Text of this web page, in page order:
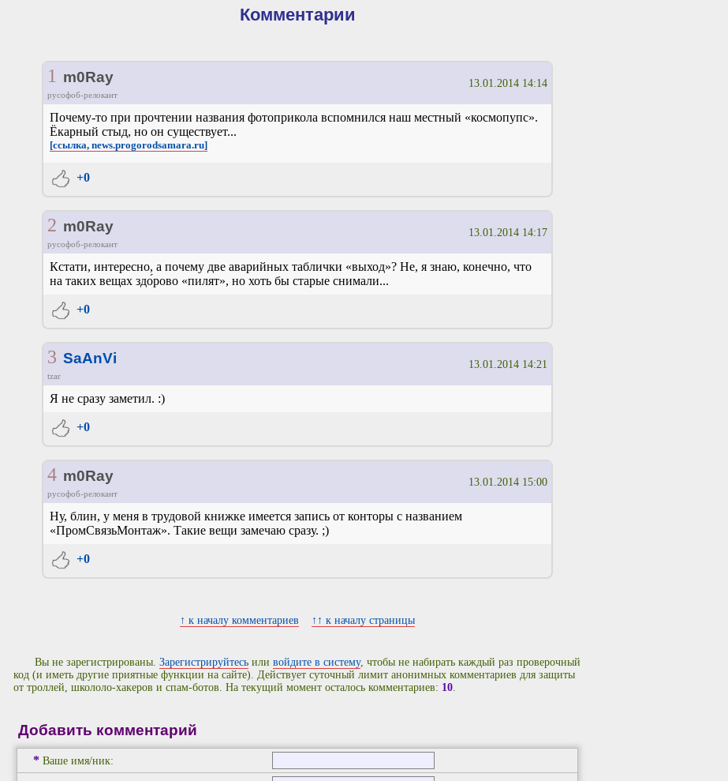
Комментарии
1 m0Ray
русофоб-релокант
13.01.2014 14:14
Почему-то при прочтении названия фотоприкола вспомнился наш местный «космопупс».
Ёкарный стыд, но он существует...
[ссылка, news.progorodsamara.ru]
+0
2 m0Ray
русофоб-релокант
13.01.2014 14:17
Кстати, интересно, а почему две аварийных таблички «выход»? Не, я знаю, конечно, что
на таких вещах здо́рово «пилят», но хоть бы старые снимали...
+0
3 SaAnVi
tzar
13.01.2014 14:21
Я не сразу заметил. :)
+0
4 m0Ray
русофоб-релокант
13.01.2014 15:00
Ну, блин, у меня в трудовой книжке имеется запись от конторы с названием
«ПромСвязьМонтаж». Такие вещи замечаю сразу. ;)
+0
↑ к началу комментариев ↑↑ к началу страницы
Вы не зарегистрированы.Зарегистрируйтесь иливойдите в систему, чтобы не набирать каждый раз проверочный
код (и иметь другие приятные функции на сайте). Действует суточный лимит анонимных комментариев для защиты
от троллей, школоло-хакеров и спам-ботов. На текущий момент осталось комментариев: 10.
Добавить комментарий
* Ваше имя/ник: